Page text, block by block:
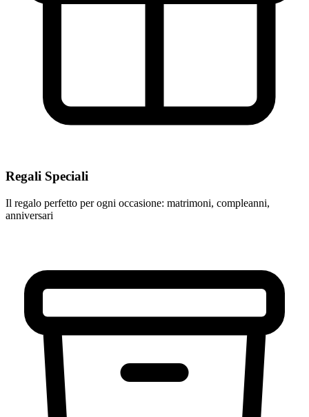
Regali Speciali
Il regalo perfetto per ogni occasione: matrimoni, compleanni,
anniversari